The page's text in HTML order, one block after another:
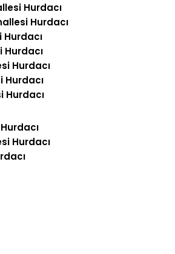
Hurdacı
Hurdacı
Hurdacı
Hurdacı
Hurdacı
Hurdacı
Hurdacı
Hurdacı